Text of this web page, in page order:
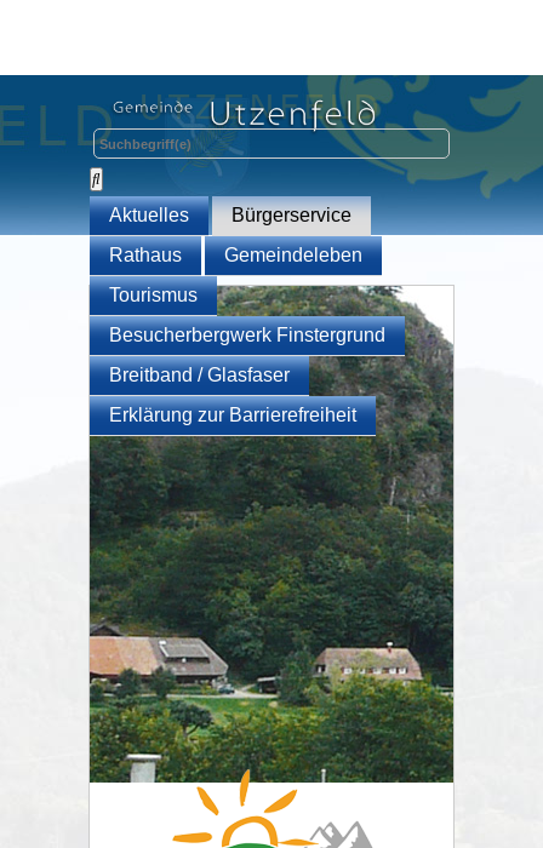
Aktuelles
Bürgerservice
Rathaus
Gemeindeleben
Tourismus
Besucherbergwerk Finstergrund
Breitband / Glasfaser
Erklärung zur Barrierefreiheit